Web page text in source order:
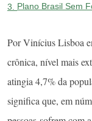
3. Plano Brasil Sem
Por Vinícius Lisboa
crônica, nível mais
atingia 4,7% da
significa que, em